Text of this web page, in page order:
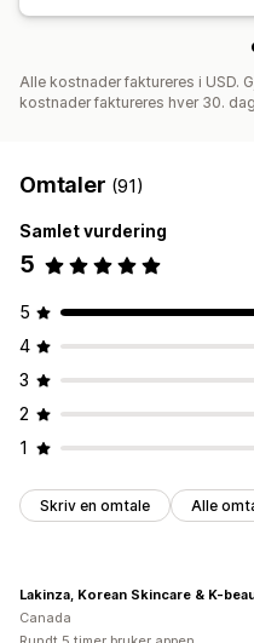
Alle kostnader faktureres i USD.
kostnader faktureres hver 30.
Omtaler (91)
Samlet vurdering
5
5
4
3
2
1
Skriv en omtale Alle
Lakinza, Korean Skincare & K-
Canada